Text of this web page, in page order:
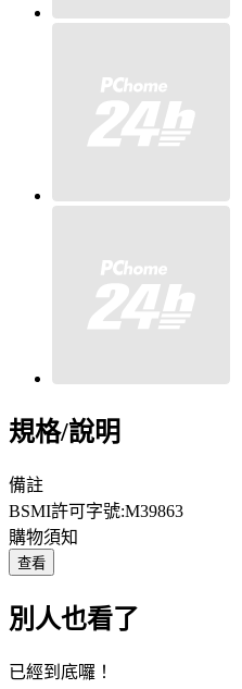
規格/說明
備註
BSMI許可字號:M39863
購物須知
查看
別人也看了
已經到底囉！